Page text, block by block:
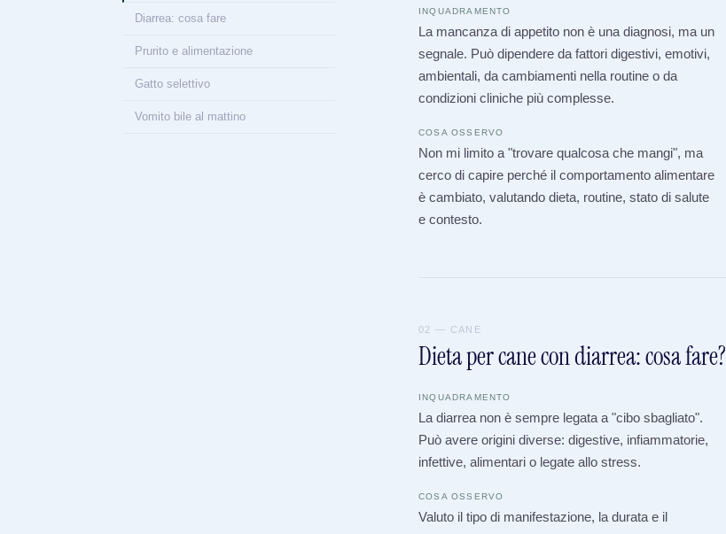
Diarrea: cosa fare
Prurito e alimentazione
Gatto selettivo
Vomito bile al mattino
INQUADRAMENTO
La mancanza di appetito non è una diagnosi, ma un
segnale. Può dipendere da fattori digestivi, emotivi,
ambientali, da cambiamenti nella routine o da
condizioni cliniche più complesse.
COSA OSSERVO
Non mi limito a "trovare qualcosa che mangi", ma
cerco di capire perché il comportamento alimentare
è cambiato, valutando dieta, routine, stato di salute
e contesto.
02 — CANE
Dieta per cane con diarrea: cosa fare?
INQUADRAMENTO
La diarrea non è sempre legata a "cibo sbagliato".
Può avere origini diverse: digestive, infiammatorie,
infettive, alimentari o legate allo stress.
COSA OSSERVO
Valuto il tipo di manifestazione, la durata e il